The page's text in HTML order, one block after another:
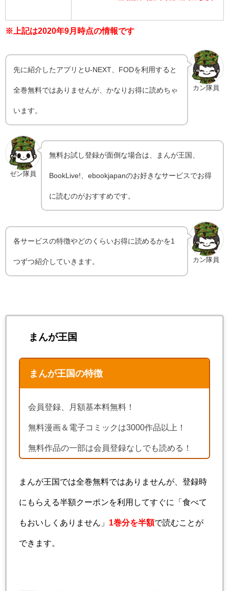
※上記は2020年9月時点の情報です
カン隊員
先に紹介したアプリとU-NEXT、FODを利用すると
全巻無料ではありませんが、かなりお得に読めちゃ
います。
ゼン隊員
無料お試し登録が面倒な場合は、まんが王国、
BookLive!、ebookjapanのお好きなサービスでお得
に読むのがおすすめです。
カン隊員
各サービスの特徴やどのくらいお得に読めるかを1
つずつ紹介していきます。
まんが王国
まんが王国の特徴
会員登録、月額基本料無料！
無料漫画＆電子コミックは3000作品以上！
無料作品の一部は会員登録なしでも読める！
まんが王国では全巻無料ではありませんが、登録時
にもらえる半額クーポンを利用してすぐに「食べて
もおいしくありません」 1巻分を半額で読むことが
できます。